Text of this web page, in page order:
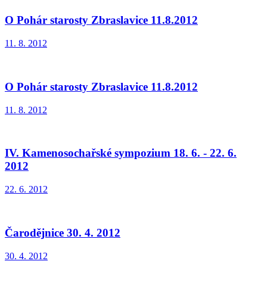
O Pohár starosty Zbraslavice 11.8.2012
11. 8. 2012
O Pohár starosty Zbraslavice 11.8.2012
11. 8. 2012
IV. Kamenosochařské sympozium 18. 6. - 22. 6.
2012
22. 6. 2012
Čarodějnice 30. 4. 2012
30. 4. 2012